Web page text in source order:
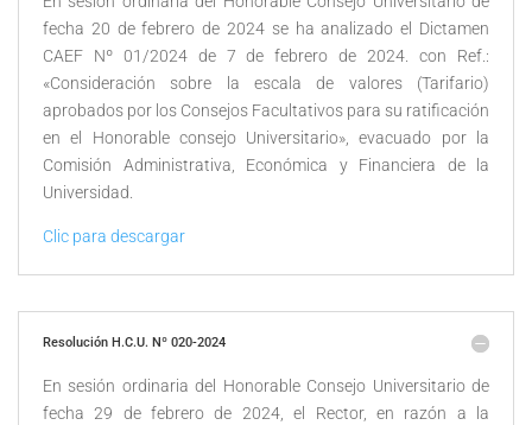
fecha 20 de febrero de 2024 se ha analizado el Dictamen
CAEF Nº 01/2024 de 7 de febrero de 2024. con Ref.:
«Consideración sobre la escala de valores (Tarifario)
aprobados por los Consejos Facultativos para su ratificación
en el Honorable consejo Universitario», evacuado por la
Comisión Administrativa, Económica y Financiera de la
Universidad.
Clic para descargar
Resolución H.C.U. Nº 020-2024
En sesión ordinaria del Honorable Consejo Universitario de
fecha 29 de febrero de 2024, el Rector, en razón a la